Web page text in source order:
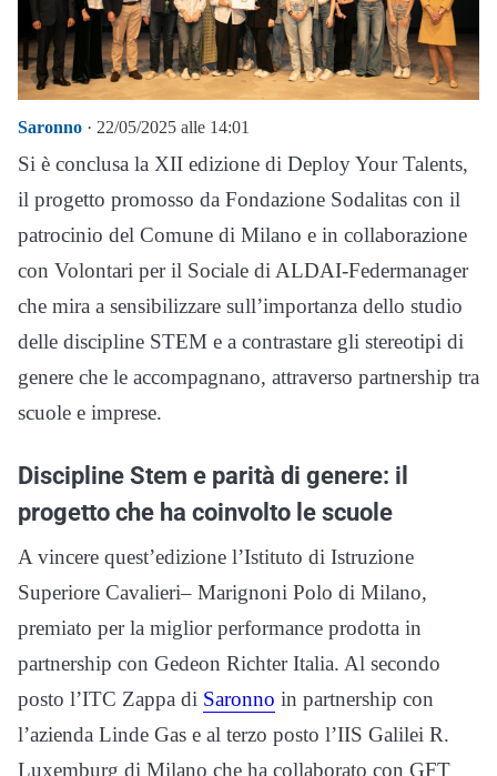
Saronno · 22/05/2025 alle 14:01
Si è conclusa la XII edizione di Deploy Your Talents,
il progetto promosso da Fondazione Sodalitas con il
patrocinio del Comune di Milano e in collaborazione
con Volontari per il Sociale di ALDAI-Federmanager
che mira a sensibilizzare sull’importanza dello studio
delle discipline STEM e a contrastare gli stereotipi di
genere che le accompagnano, attraverso partnership tra
scuole e imprese.
Discipline Stem e parità di genere: il
progetto che ha coinvolto le scuole
A vincere quest’edizione l’Istituto di Istruzione
Superiore Cavalieri– Marignoni Polo di Milano,
premiato per la miglior performance prodotta in
partnership con Gedeon Richter Italia. Al secondo
posto l’ITC Zappa di Saronno in partnership con
l’azienda Linde Gas e al terzo posto l’IIS Galilei R.
Luxemburg di Milano che ha collaborato con GFT